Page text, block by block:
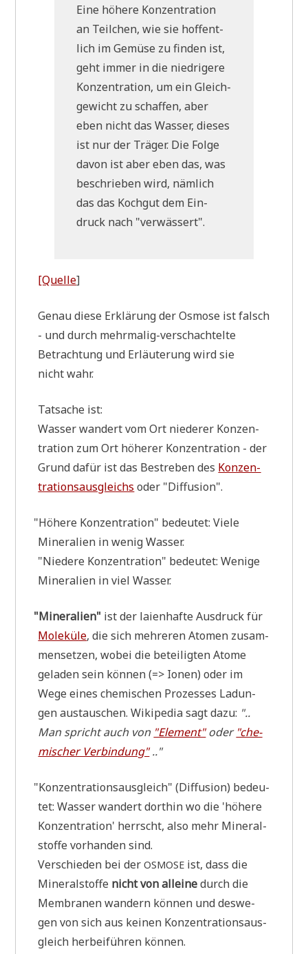
Eine höhe­re Kon­zen­tra­ti­on
an Teil­chen, wie sie hof­fent­
lich im Gemü­se zu fin­den ist,
geht immer in die nied­ri­ge­re
Kon­zen­tra­ti­on, um ein Gleich­
ge­wicht zu schaf­fen, aber
eben nicht das Was­ser, die­ses
ist nur der Trä­ger. Die Fol­ge
davon ist aber eben das, was
beschrie­ben wird, näm­lich
das das Koch­gut dem Ein­
druck nach "ver­wäs­sert".
[Quel­le]
Genau die­se Erklä­rung der Osmo­se ist falsch
- und durch mehr­ma­lig-ver­schach­tel­te
Betrach­tung und Erläu­te­rung wird sie
nicht wahr.
Tat­sa­che ist:
Was­ser wan­dert vom Ort nie­de­rer Kon­zen­
tra­ti­on zum Ort höhe­rer Kon­zen­tra­ti­on - der
Grund dafür ist das Bestre­ben des Kon­zen­
tra­ti­ons­aus­gleichs oder "Dif­fu­si­on".
"Höhe­re Kon­zen­tra­ti­on" bedeu­tet: Vie­le
Mine­ra­li­en in wenig Wasser.
"Nie­de­re Kon­zen­tra­ti­on" bedeu­tet: Weni­ge
Mine­ra­li­en in viel Wasser.
"Mine­ra­li­en" ist der lai­en­haf­te Aus­druck für
Mole­kü­le, die sich meh­re­ren Ato­men zusam­
men­set­zen, wobei die betei­lig­ten Ato­me
gela­den sein kön­nen (=> Ionen) oder im
Wege eines che­mi­schen Pro­zes­ses Ladun­
gen aus­tau­schen. Wiki­pe­dia sagt dazu: "..
Man spricht auch von "Ele­ment"oder "che­
mi­scher Ver­bin­dung".."
"Kon­zen­tra­ti­ons­aus­gleich" (Dif­fu­si­on) bedeu­
tet: Was­ser wan­dert dort­hin wo die 'höhe­re
Kon­zen­tra­ti­on' herrscht, also mehr Mine­ral­
stof­fe vor­han­den sind.
Ver­schie­den bei derOSMOSE ist, dass die
Mine­ral­stof­fe nicht von allei­nedurch die
Mem­bra­nen wan­dern kön­nen und des­we­
gen von sich aus kei­nen Kon­zen­tra­ti­ons­aus­
gleich her­bei­füh­ren können.